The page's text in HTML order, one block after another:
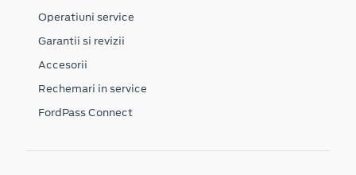
Operatiuni service
Garantii si revizii
Accesorii
Rechemari in service
FordPass Connect